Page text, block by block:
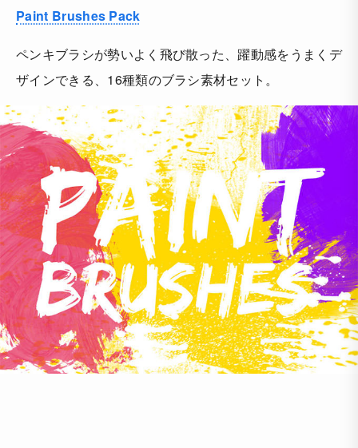
Paint Brushes Pack
ペンキブラシが勢いよく飛び散った、躍動感をうまくデ
ザインできる、16種類のブラシ素材セット。